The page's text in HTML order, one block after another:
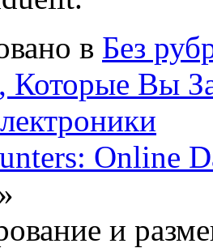
в Без
Которые Вы
Online
и